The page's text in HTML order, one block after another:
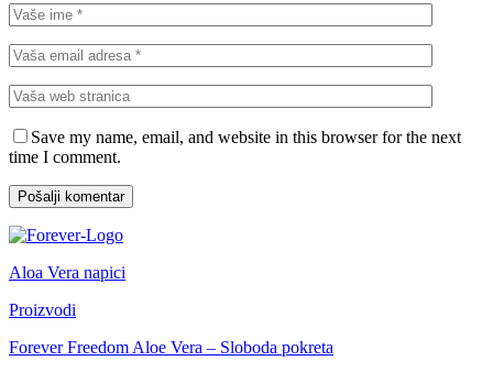
Save my name, email, and website in this browser for the next
time I comment.
Aloa Vera napici
Proizvodi
Forever Freedom Aloe Vera – Sloboda pokreta